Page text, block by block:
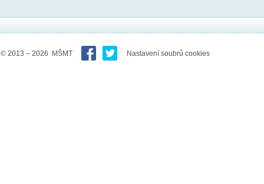
© 2013 – 2026 MŠMT Nastavení soubrů cookies